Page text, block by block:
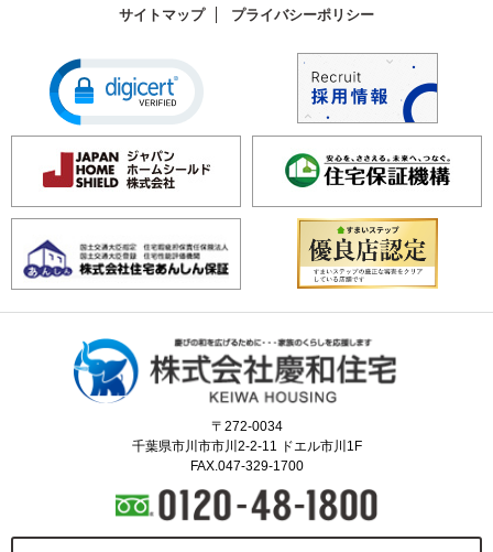
サイトマップ プライバシーポリシー
〒272-0034
千葉県市川市市川2-2-11 ドエル市川1F
FAX.047-329-1700